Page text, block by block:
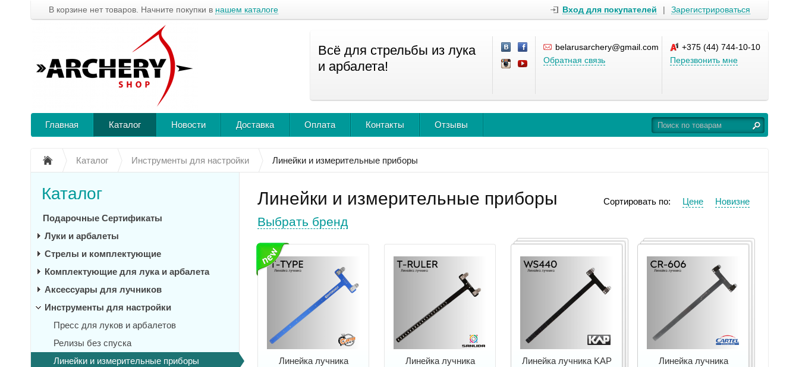
В корзине нет товаров. Начните покупки в нашем каталоге Вход для покупателей | Зарегистрироваться
Всё для стрельбы из лука
и арбалета!
belarusarchery@gmail.com
Обратная связь
+375 (44) 744-10-10
Перезвонить мне
Главная Каталог Новости Доставка Оплата Контакты Отзывы
Каталог Инструменты для настройки Линейки и измерительные приборы
Линейки и измерительные приборы Новизне
Цене
Сортировать по:
Выбрать бренд
Линейка лучника
Линейка лучника
Линейка лучника KAP
Линейка лучника
Каталог
Подарочные Сертификаты
Луки и арбалеты
Стрелы и комплектующие
Комплектующие для лука и арбалета
Аксессуары для лучников
Инструменты для настройки
Пресс для луков и арбалетов
Релизы без спуска
Линейки и измерительные приборы